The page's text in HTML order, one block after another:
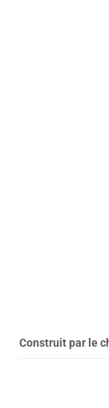
Construit par le